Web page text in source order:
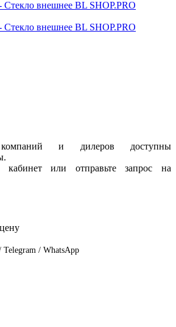
и дилеров доступны
или отправьте запрос на
/ WhatsApp